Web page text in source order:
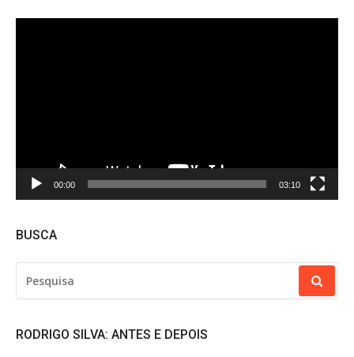
00:00 03:10
BUSCA
POR:
RODRIGO SILVA: ANTES E DEPOIS